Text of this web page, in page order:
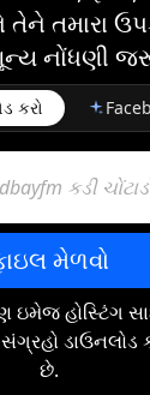
તમારા
નોંધણી
કરો
મેળવો
ઇમેજ હોસ્ટિંગ
ડાઉનલોડ
છે.